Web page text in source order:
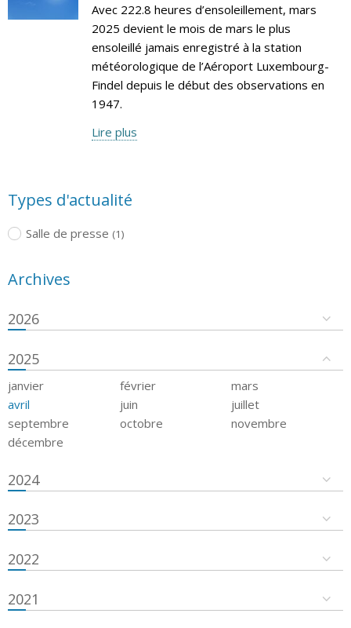
Avec 222.8 heures d’ensoleillement, mars
2025 devient le mois de mars le plus
ensoleillé jamais enregistré à la station
météorologique de l’Aéroport Luxembourg-
Findel depuis le début des observations en
1947.
Lire plus
Types d'actualité
Salle de presse (1)
Archives
2026
2025
janvier février
mars
avril
juin
juillet
septembre
octobre
novembre
décembre
2024
2023
2022
2021